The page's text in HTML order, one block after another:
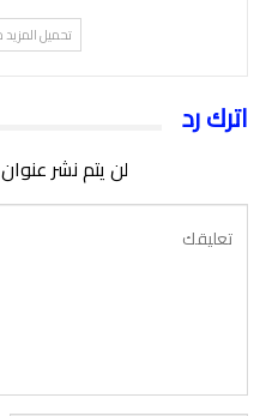
تحميل
اترك رد
لن يتم نشر